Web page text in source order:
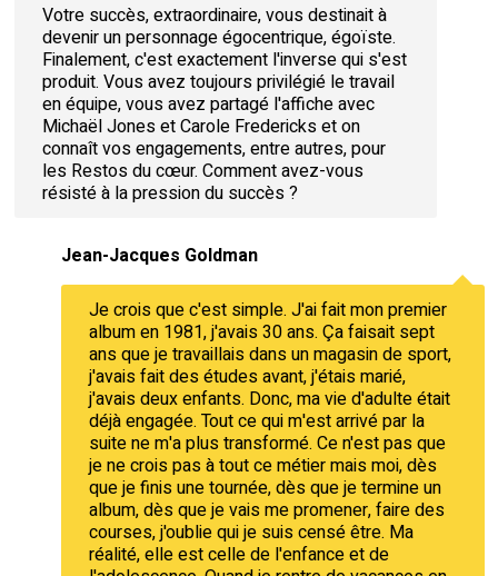
Votre succès, extraordinaire, vous destinait à
devenir un personnage égocentrique, égoïste.
Finalement, c'est exactement l'inverse qui s'est
produit. Vous avez toujours privilégié le travail
en équipe, vous avez partagé l'affiche avec
Michaël Jones et Carole Fredericks et on
connaît vos engagements, entre autres, pour
les Restos du cœur. Comment avez-vous
résisté à la pression du succès ?
Jean-Jacques Goldman
Je crois que c'est simple. J'ai fait mon premier
album en 1981, j'avais 30 ans. Ça faisait sept
ans que je travaillais dans un magasin de sport,
j'avais fait des études avant, j'étais marié,
j'avais deux enfants. Donc, ma vie d'adulte était
déjà engagée. Tout ce qui m'est arrivé par la
suite ne m'a plus transformé. Ce n'est pas que
je ne crois pas à tout ce métier mais moi, dès
que je finis une tournée, dès que je termine un
album, dès que je vais me promener, faire des
courses, j'oublie qui je suis censé être. Ma
réalité, elle est celle de l'enfance et de